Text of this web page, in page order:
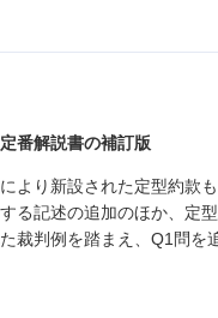
番解説書の補訂版
より新設された定型約款
る記述の追加のほか、定
裁判例を踏まえ、Q1問を